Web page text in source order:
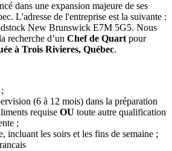
dans une expansion majeure de ses
L'adresse de l'entreprise est la suivante :
New Brunswick E7M 5G5. Nous
recherche d’un Chef de Quart pour
à Trois Rivieres, Québec.
(6 à 12 mois) dans la préparation
requise OU toute autre qualification
;
incluant les soirs et les fins de semaine ;